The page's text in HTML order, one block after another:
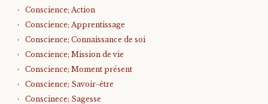
Conscience; Action
Conscience; Apprentissage
Conscience; Connaissance de soi
Conscience; Mission de vie
Conscience; Moment présent
Conscience; Savoir-être
Conscinece; Sagesse